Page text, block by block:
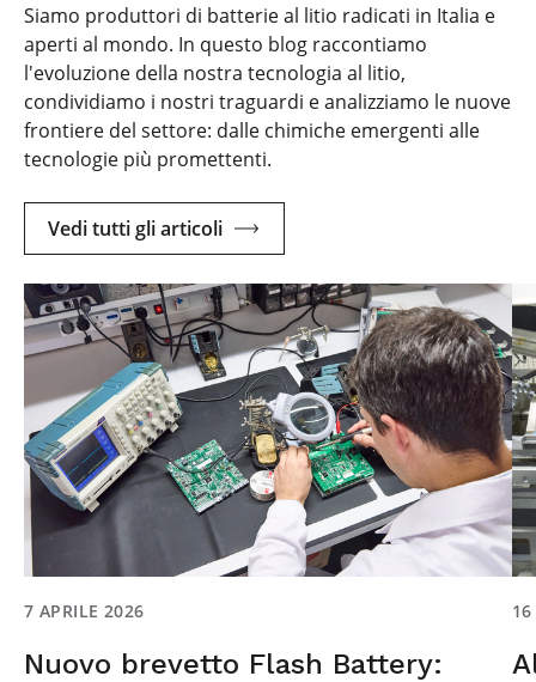
Siamo produttori di batterie al litio radicati in Italia e
aperti al mondo. In questo blog raccontiamo
l'evoluzione della nostra tecnologia al litio,
condividiamo i nostri traguardi e analizziamo le nuove
frontiere del settore: dalle chimiche emergenti alle
tecnologie più promettenti.
Vedi tutti gli articoli
7 APRILE 2026
Nuovo brevetto Flash Battery: